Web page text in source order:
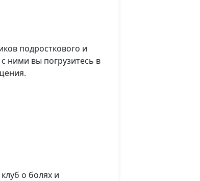
подросткового и
ними вы погрузитесь в
о болях и